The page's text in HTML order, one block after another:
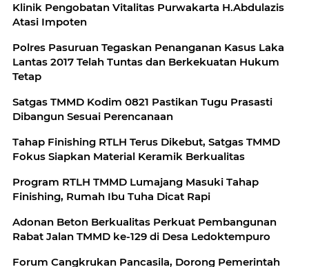
Klinik Pengobatan Vitalitas Purwakarta H.Abdulazis
Atasi Impoten
Polres Pasuruan Tegaskan Penanganan Kasus Laka
Lantas 2017 Telah Tuntas dan Berkekuatan Hukum
Tetap
Satgas TMMD Kodim 0821 Pastikan Tugu Prasasti
Dibangun Sesuai Perencanaan
Tahap Finishing RTLH Terus Dikebut, Satgas TMMD
Fokus Siapkan Material Keramik Berkualitas
Program RTLH TMMD Lumajang Masuki Tahap
Finishing, Rumah Ibu Tuha Dicat Rapi
Adonan Beton Berkualitas Perkuat Pembangunan
Rabat Jalan TMMD ke-129 di Desa Ledoktempuro
Forum Cangkrukan Pancasila, Dorong Pemerintah